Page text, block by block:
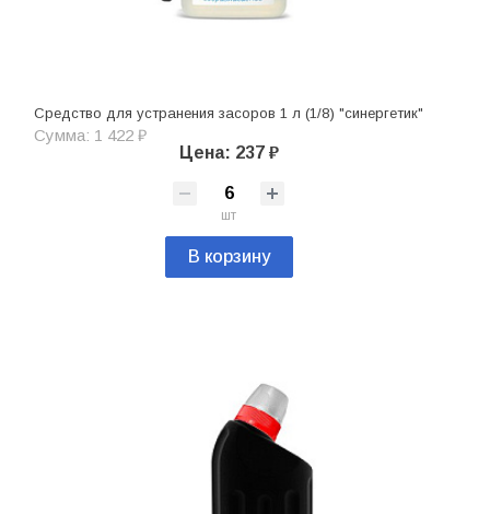
Средство для устранения засоров 1 л (1/8) "синергетик"
Сумма: 1 422 ₽
Цена: 237 ₽
шт
В корзину